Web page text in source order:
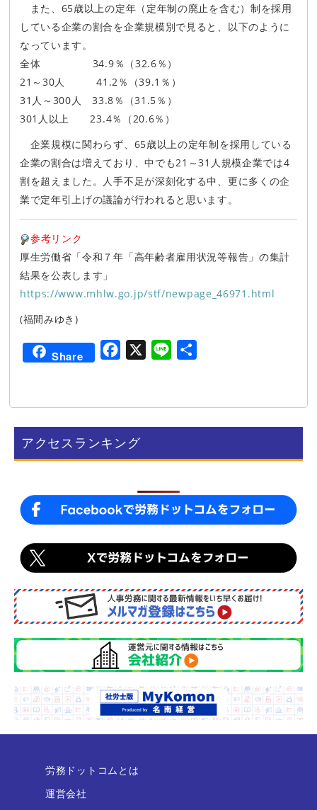
また、65歳以上の定年（定年制の廃止を含む）制を採用
している企業の割合を企業規模別で見ると、以下のように
なっています。
全体 34.9％（32.6％）
21～30人 41.2％（39.1％）
31人～300人 33.8％（31.5％）
301人以上 23.4％（20.6％）
企業規模に関わらず、65歳以上の定年制を採用している
企業の割合は増えており、中でも21～31人規模企業では4
割を超えました。人手不足が深刻化する中、更に多くの企
業で定年引上げの議論が行われると思います。
参考リンク
厚生労働省「令和７年「高年齢者雇用状況等報告」の集計
結果を公表します」
https://www.mhlw.go.jp/stf/newpage_46971.html
(福間みゆき)
Share
e
b
o
e
アクセスランキング
労務ドットコムとは
運営会社